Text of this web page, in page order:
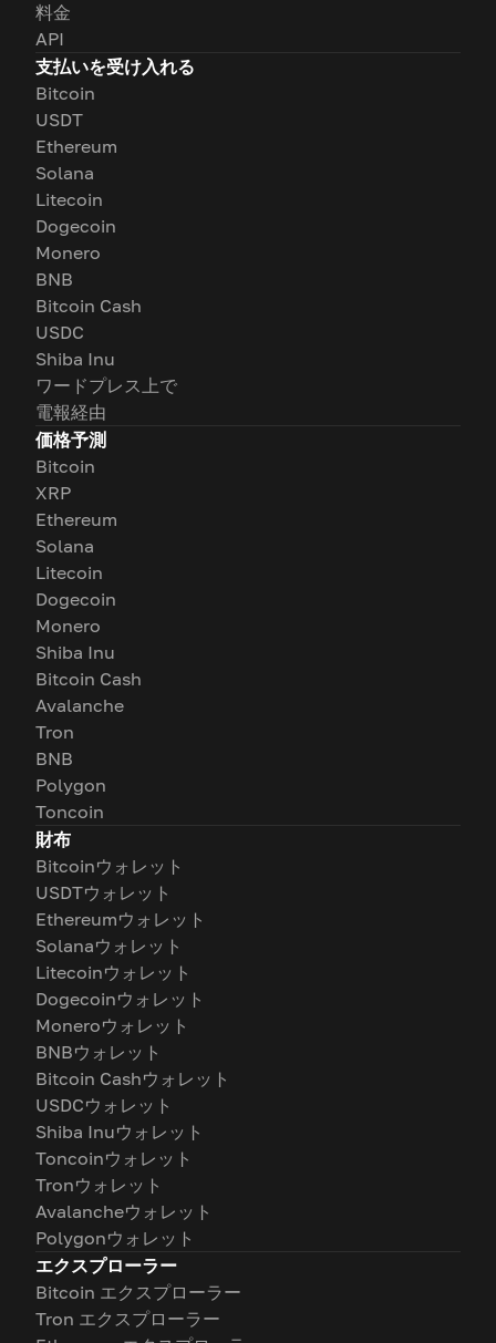
料金
API
支払いを受け入れる
Bitcoin
USDT
Ethereum
Solana
Litecoin
Dogecoin
Monero
BNB
Bitcoin Cash
USDC
Shiba Inu
ワードプレス上で
電報経由
価格予測
Bitcoin
XRP
Ethereum
Solana
Litecoin
Dogecoin
Monero
Shiba Inu
Bitcoin Cash
Avalanche
Tron
BNB
Polygon
Toncoin
財布
Bitcoinウォレット
USDTウォレット
Ethereumウォレット
Solanaウォレット
Litecoinウォレット
Dogecoinウォレット
Moneroウォレット
BNBウォレット
Bitcoin Cashウォレット
USDCウォレット
Shiba Inuウォレット
Toncoinウォレット
Tronウォレット
Avalancheウォレット
Polygonウォレット
エクスプローラー
Bitcoin エクスプローラー
Tron エクスプローラー